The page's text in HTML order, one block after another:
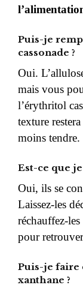
Puis-je
cassonade ?
Oui.
mais vous
l’érythritol
texture
moins tendre.
Est-ce que
Oui, ils se
Laissez-les
réchauffez-
pour
Puis-je faire
xanthane ?